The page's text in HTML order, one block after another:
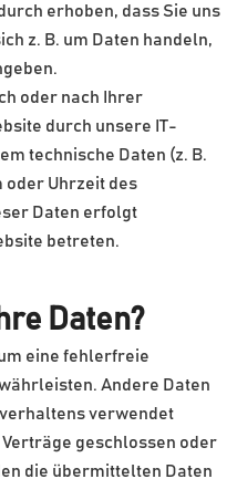
erhoben, dass Sie uns
z. B. um Daten handeln,
oder nach Ihrer
durch unsere IT-
technische Daten (z. B.
oder Uhrzeit des
Daten erfolgt
betreten.
Daten?
eine fehlerfreie
Andere Daten
verwendet
geschlossen oder
die übermittelten Daten